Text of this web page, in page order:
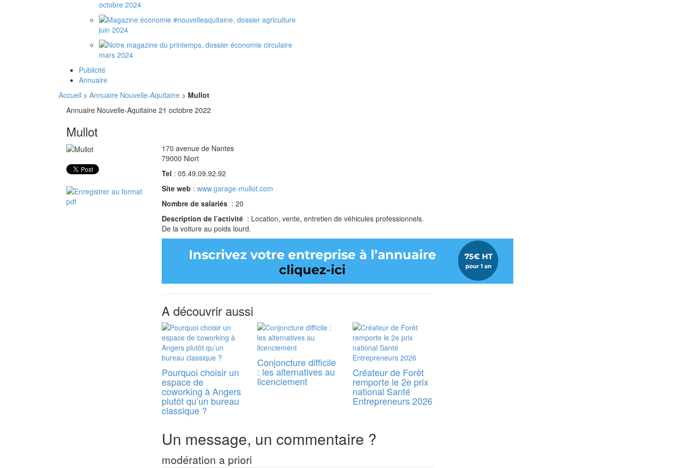
octobre 2024
juin 2024
mars 2024
Publicité
Annuaire
Accueil > Annuaire Nouvelle-Aquitaine > Mullot
Annuaire Nouvelle-Aquitaine 21 octobre 2022
Mullot
170 avenue de Nantes
79000 Niort
Tel : 05.49.09.92.92
Site web : www.garage-mullot.com
Nombre de salariés : 20
Description de l’activité : Location, vente, entretien de véhicules professionnels.
De la voiture au poids lourd.
A découvrir aussi
Pourquoi choisir un
espace de
coworking à Angers
plutôt qu’un bureau
classique ?
Conjoncture difficile
: les alternatives au
licenciement
Créateur de Forêt
remporte le 2e prix
national Santé
Entrepreneurs 2026
Un message, un commentaire ?
modération a priori